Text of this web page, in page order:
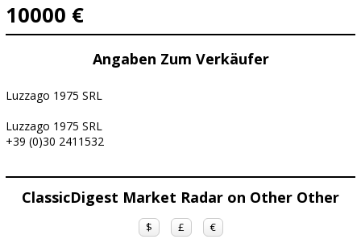
10000 €
Angaben Zum Verkäufer
Luzzago 1975 SRL
Luzzago 1975 SRL
+39 (0)30 2411532
ClassicDigest Market Radar on Other Other
$ £ €